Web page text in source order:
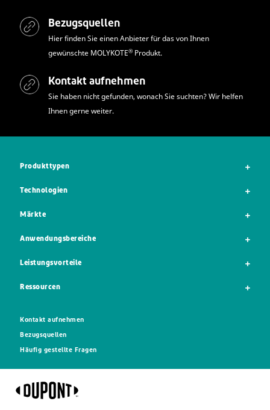
Bezugsquellen
Hier finden Sie einen Anbieter für das von Ihnen
gewünschte MOLYKOTE® Produkt.
Kontakt aufnehmen
Sie haben nicht gefunden, wonach Sie suchten? Wir helfen
Ihnen gerne weiter.
Produkttypen
Technologien
Märkte
Anwendungsbereiche
Leistungsvorteile
Ressourcen
Kontakt aufnehmen
Bezugsquellen
Häufig gestellte Fragen